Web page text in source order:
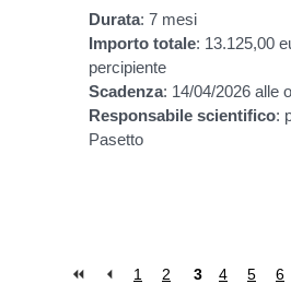
Durata: 7 mesi
Importo totale: 13.125,00
percipiente
Scadenza: 14/04/2026 alle
Responsabile scientifico:
Pasetto
1 2 3 4 5 6